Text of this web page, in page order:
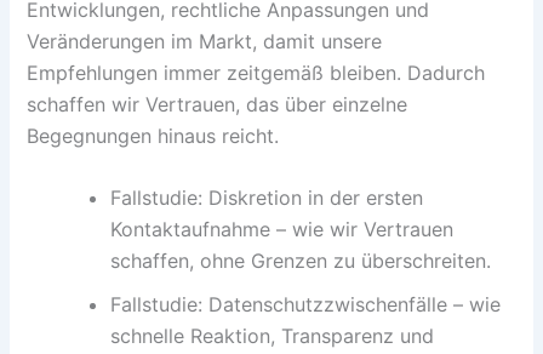
Entwicklungen, rechtliche Anpassungen und
Veränderungen im Markt, damit unsere
Empfehlungen immer zeitgemäß bleiben. Dadurch
schaffen wir Vertrauen, das über einzelne
Begegnungen hinaus reicht.
Fallstudie: Diskretion in der ersten
Kontaktaufnahme – wie wir Vertrauen
schaffen, ohne Grenzen zu überschreiten.
Fallstudie: Datenschutzzwischenfälle – wie
schnelle Reaktion, Transparenz und